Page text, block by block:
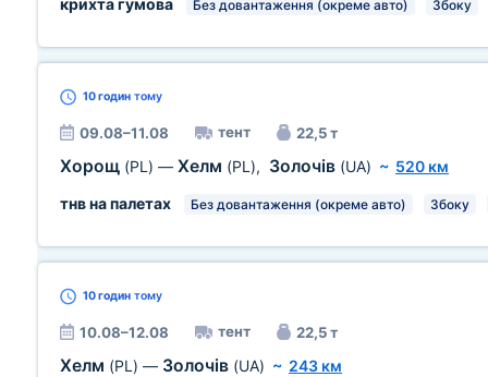
крихта гумова
Без довантаження (окреме авто) Збоку
10 годин тому
09.08–11.08 тент 22,5 т
Хорощ (PL) — Хелм (PL), Золочів (UA) ~ 520 км
тнв на палетах
Без довантаження (окреме авто) Збоку
10 годин тому
10.08–12.08 тент 22,5 т
Хелм (PL) — Золочів (UA) ~ 243 км